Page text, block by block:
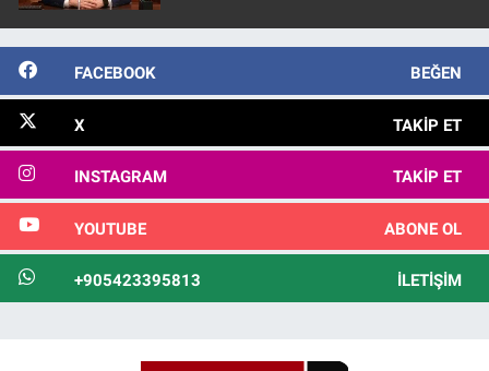
FACEBOOK BEĞEN
X TAKIP ET
INSTAGRAM TAKIP ET
YOUTUBE ABONE OL
+905423395813 İLETIŞIM